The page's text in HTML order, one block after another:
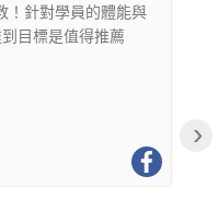
！針對學員的體能與
目標是值得推薦
›